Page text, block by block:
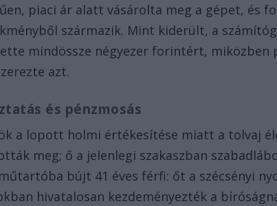
piaci ár alatt vásárolta meg a gépet, és
származik. Mint kiderült, a
mindössze négyezer forintért, miközben
azt.
és pénzmosás
a lopott holmi értékesítése miatt a tolvaj
meg; ő a jelenlegi szakaszban
bújt 41 éves férfi: őt a szécsényi
hivatalosan kezdeményezték a